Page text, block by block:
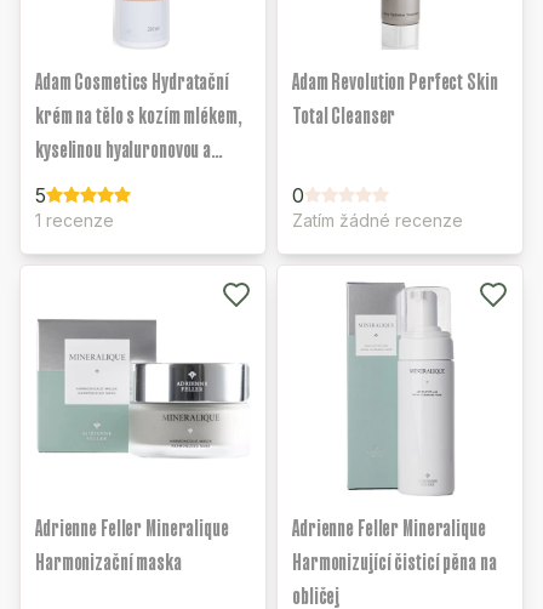
Adam Cosmetics Hydratační
krém na tělo s kozím mlékem,
kyselinou hyaluronovou a
panthenolem
5
1 recenze
Adam Revolution Perfect Skin
Total Cleanser
0
Zatím žádné recenze
Adrienne Feller Mineralique
Harmonizační maska
Adrienne Feller Mineralique
Harmonizující čisticí pěna na
obličej